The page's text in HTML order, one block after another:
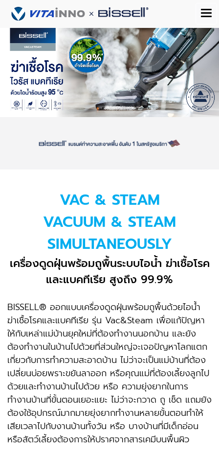
VAC & STEAM
VACUUM & STEAM
SIMULTANEOUSLY
เครื่องดูดฝุ่นพร้อมถูพื้นระบบไอนํ้า ฆ่าเชื้อโรค
และแบคทีเรีย สูงถึง 99.9%
BISSELL® ออกแบบเครื่องดูดฝุ่นพร้อมถูพื้นด้วยไอน้ำ
ฆ่าเชื้อโรคและแบคทีเรีย รุ่น Vac&Steam เพื่อแก้ปัญหา
ให้กับเหล่าแม่บ้านยุคใหม่ที่ต้องทำงานนอกบ้าน และยัง
ต้องทำงานในบ้านไปด้วยที่ส่วนใหญ่จะเจอปัญหาโลกแตก
เกี่ยวกับการทำความสะอาดบ้าน ไม่ว่าจะเป็นแม่บ้านที่ต้อง
เปลี่ยนบ่อยพราะขยันลาออก หรือคุณแม่ที่ต้องเลี้ยงลูกไป
ด้วยและทำงานบ้านไปด้วย หรือ ความยุ่งยากในการ
ทำงานบ้านที่ขั้นตอนเยอะแยะ ไม่ว่าจะกวาด ถู เช็ด แถมยัง
ต้องใช้อุปกรณ์มากมายยุ่งยากทำงานหลายขั้นตอนทำให้
เสียเวลาไปกับงานบ้านทั้งวัน หรือ บางบ้านที่มีเด็กอ่อน
หรือสัตว์เลี้ยงต้องการให้ปราศจากสารเคมีบนพื้นผิว